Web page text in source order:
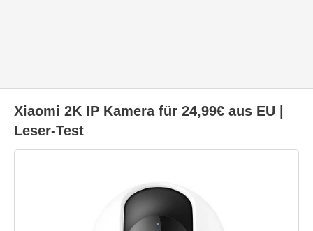
Xiaomi 2K IP Kamera für 24,99€ aus EU |
Leser-Test